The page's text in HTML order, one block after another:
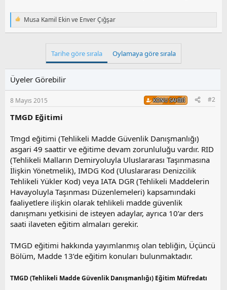
T
e
e
r
:
Musa Kamil Ekinve Enver Çığşar
Tarihe göre sırala Oylamaya göre sırala
Üyeler Görebilir
8 Mayıs 2015 KONU SAHIBI #2
TMGD Eğitimi
Tmgd eğitimi (Tehlikeli Madde Güvenlik Danışmanlığı)
asgari 49 saattir ve eğitime devam zorunluluğu vardır. RID
(Tehlikeli Malların Demiryoluyla Uluslararası Taşınmasına
İlişkin Yönetmelik), IMDG Kod (Uluslararası Denizcilik
Tehlikeli Yükler Kod) veya IATA DGR (Tehlikeli Maddelerin
Havayoluyla Taşınması Düzenlemeleri) kapsamındaki
faaliyetlere ilişkin olarak tehlikeli madde güvenlik
danışmanı yetkisini de isteyen adaylar, ayrıca 10’ar ders
saati ilaveten eğitim almaları gerekir.
TMGD eğitimi hakkında yayımlanmış olan tebliğin, Üçüncü
Bölüm, Madde 13’de eğitim konuları bulunmaktadır.
TMGD (Tehlikeli Madde Güvenlik Danışmanlığı) Eğitim Müfredatı